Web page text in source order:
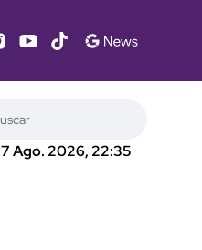
7 Ago. 2026, 22:35